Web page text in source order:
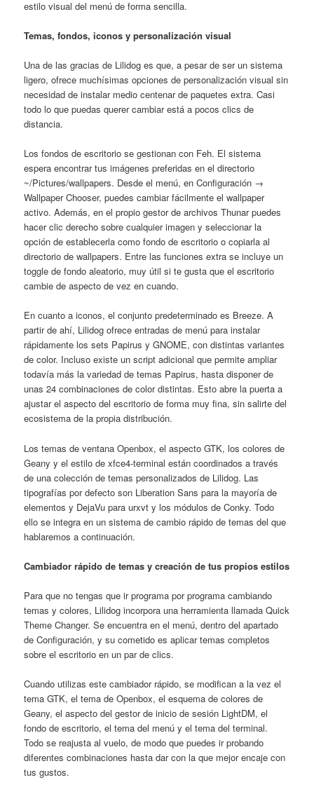
estilo visual del menú de forma sencilla.
Temas, fondos, iconos y personalización visual
Una de las gracias de Lilidog es que, a pesar de ser un sistema
ligero, ofrece muchísimas opciones de personalización visual sin
necesidad de instalar medio centenar de paquetes extra. Casi
todo lo que puedas querer cambiar está a pocos clics de
distancia.
Los fondos de escritorio se gestionan con Feh. El sistema
espera encontrar tus imágenes preferidas en el directorio
~/Pictures/wallpapers. Desde el menú, en Configuración →
Wallpaper Chooser, puedes cambiar fácilmente el wallpaper
activo. Además, en el propio gestor de archivos Thunar puedes
hacer clic derecho sobre cualquier imagen y seleccionar la
opción de establecerla como fondo de escritorio o copiarla al
directorio de wallpapers. Entre las funciones extra se incluye un
toggle de fondo aleatorio, muy útil si te gusta que el escritorio
cambie de aspecto de vez en cuando.
En cuanto a iconos, el conjunto predeterminado es Breeze. A
partir de ahí, Lilidog ofrece entradas de menú para instalar
rápidamente los sets Papirus y GNOME, con distintas variantes
de color. Incluso existe un script adicional que permite ampliar
todavía más la variedad de temas Papirus, hasta disponer de
unas 24 combinaciones de color distintas. Esto abre la puerta a
ajustar el aspecto del escritorio de forma muy fina, sin salirte del
ecosistema de la propia distribución.
Los temas de ventana Openbox, el aspecto GTK, los colores de
Geany y el estilo de xfce4-terminal están coordinados a través
de una colección de temas personalizados de Lilidog. Las
tipografías por defecto son Liberation Sans para la mayoría de
elementos y DejaVu para urxvt y los módulos de Conky. Todo
ello se integra en un sistema de cambio rápido de temas del que
hablaremos a continuación.
Cambiador rápido de temas y creación de tus propios estilos
Para que no tengas que ir programa por programa cambiando
temas y colores, Lilidog incorpora una herramienta llamada Quick
Theme Changer. Se encuentra en el menú, dentro del apartado
de Configuración, y su cometido es aplicar temas completos
sobre el escritorio en un par de clics.
Cuando utilizas este cambiador rápido, se modifican a la vez el
tema GTK, el tema de Openbox, el esquema de colores de
Geany, el aspecto del gestor de inicio de sesión LightDM, el
fondo de escritorio, el tema del menú y el tema del terminal.
Todo se reajusta al vuelo, de modo que puedes ir probando
diferentes combinaciones hasta dar con la que mejor encaje con
tus gustos.